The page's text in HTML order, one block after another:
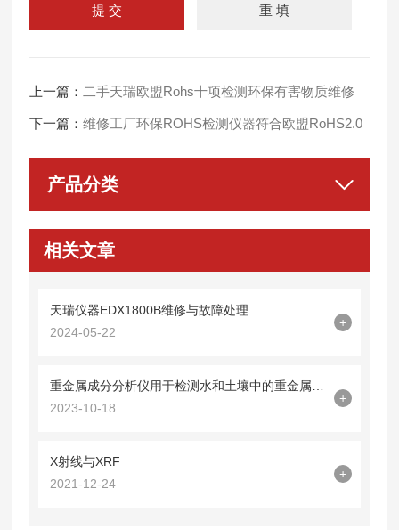
上一篇： 二手天瑞欧盟Rohs十项检测环保有害物质维修
下一篇：维修工厂环保ROHS检测仪器符合欧盟RoHS2.0
产品分类
相关文章
天瑞仪器EDX1800B维修与故障处理
2024-05-22
+
2023-10-18
+
X射线与XRF
2021-12-24
+